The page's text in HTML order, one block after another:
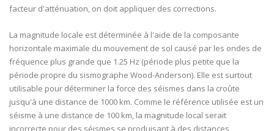
facteur d'atténuation, on doit appliquer des corrections.
La magnitude locale est déterminée à l'aide de la composante
horizontale maximale du mouvement de sol causé par les ondes de
fréquence plus grande que 1.25 Hz (période plus petite que la
période propre du sismographe Wood-Anderson). Elle est surtout
utilisable pour déterminer la force des séismes dans la croûte
jusqu'à une distance de 1000 km. Comme le référence utilisée est un
séisme à une distance de 100 km, la magnitude local serait
incorrecte pour des séismes se produisant à des distances